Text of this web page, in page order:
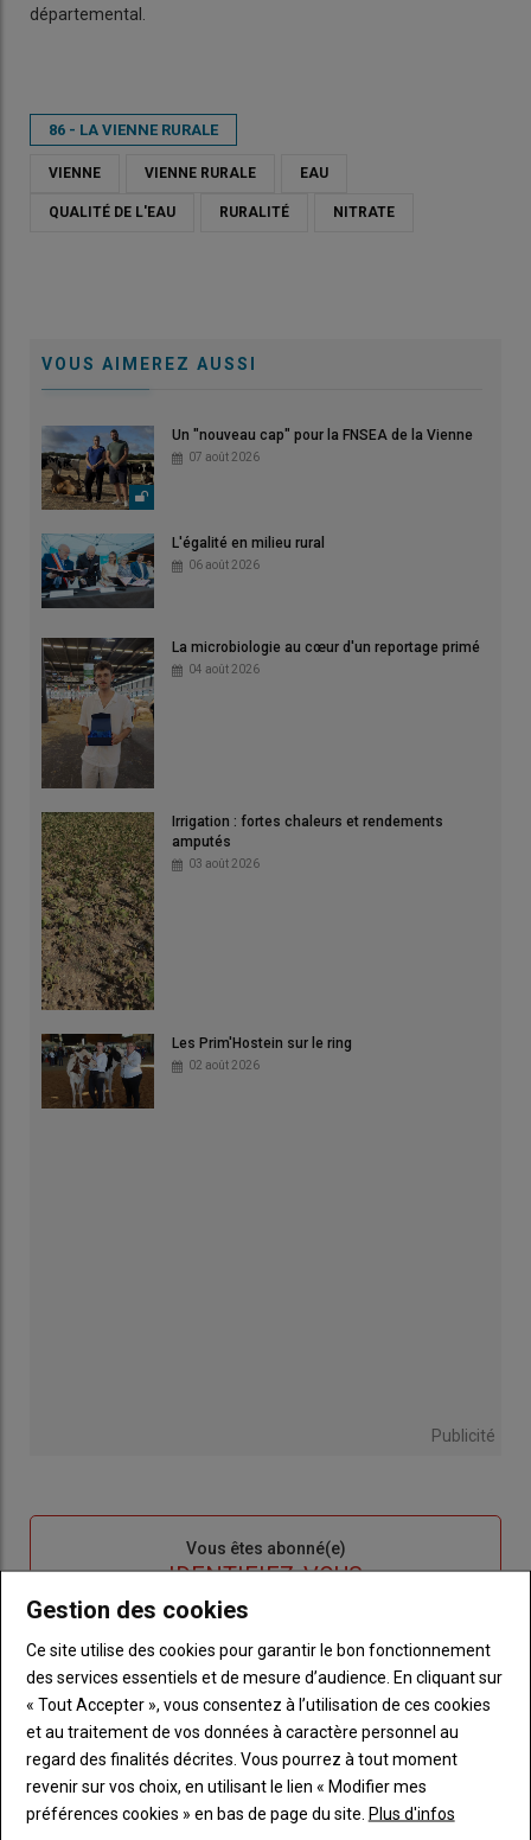
départemental.
86 - LA VIENNE RURALE
VIENNE VIENNE RURALE EAU
QUALITÉ DE L'EAU RURALITÉ NITRATE
VOUS AIMEREZ AUSSI
Un "nouveau cap" pour la FNSEA de la Vienne
07 août 2026
L'égalité en milieu rural
06 août 2026
La microbiologie au cœur d'un reportage primé
04 août 2026
Irrigation : fortes chaleurs et rendements
amputés
03 août 2026
Les Prim'Hostein sur le ring
02 août 2026
Publicité
titre
Vous êtes abonné(e)
TITRE IDENTIFIEZ-VOUS
Body
Connectez-vous à votre compte pour profiter
de votre abonnement
Lien
"Créer
un
nouveau
compte"
Créer un nouveau compte
Lien
"Réinitialiser
votre
mot
Réinitialiser votre mot de passe
Lien
"Je
Je me connecte
Gestion des cookies
Ce site utilise des cookies pour garantir le bon fonctionnement
des services essentiels et de mesure d’audience. En cliquant sur
« Tout Accepter », vous consentez à l’utilisation de ces cookies
et au traitement de vos données à caractère personnel au
regard des finalités décrites. Vous pourrez à tout moment
revenir sur vos choix, en utilisant le lien « Modifier mes
préférences cookies » en bas de page du site. Plus d'infos